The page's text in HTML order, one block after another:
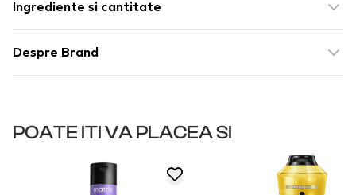
Ingrediente si cantitate
Despre Brand
POATE ITI VA PLACEA SI